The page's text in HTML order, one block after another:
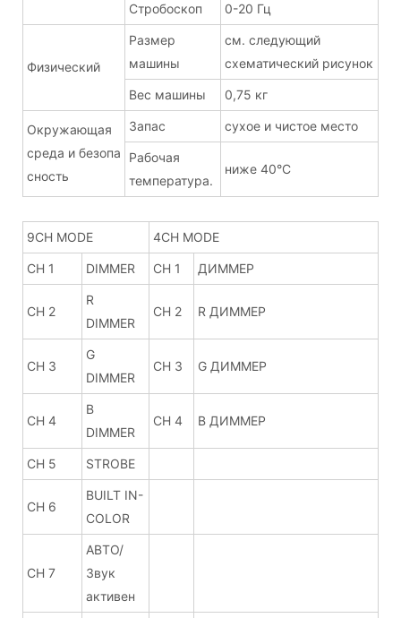
Стробоскоп 0-20 Гц
Физический
Размер
машины
см. следующий
схематический рисунок
Вес машины 0,75 кг
Окружающая
среда и безопа
сность
Запас сухое и чистое место
Рабочая
температура.
ниже 40°С
9CH MODE 4CH MODE
CH 1 DIMMER CH 1 ДИММЕР
CH 2
R
DIMMER
CH 2 R ДИММЕР
CH 3
G
DIMMER
CH 3 G ДИММЕР
CH 4
B
DIMMER
CH 4 B ДИММЕР
CH 5 STROBE
CH 6
BUILT IN-
COLOR
CH 7
АВТО/
Звук
активен